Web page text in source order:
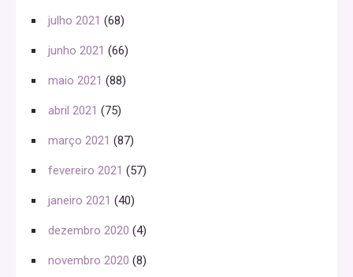
julho 2021 (68)
junho 2021 (66)
maio 2021 (88)
abril 2021 (75)
março 2021 (87)
fevereiro 2021 (57)
janeiro 2021 (40)
dezembro 2020 (4)
novembro 2020 (8)